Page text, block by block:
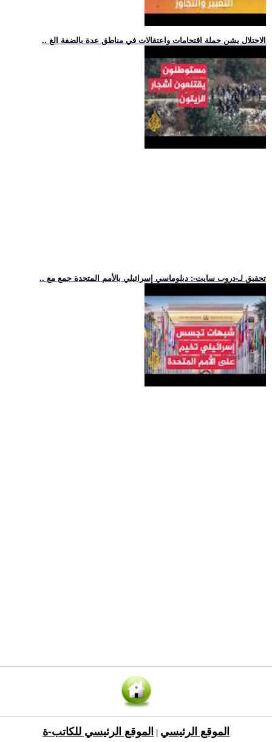
.. الاحتلال يشن حملة اقتحامات واعتقالات في مناطق عدة بالضفة الغ
.. تحقيق لـ-دروب سايت-: دبلوماسي إسرائيلي بالأمم المتحدة جمع مع
الموقع الرئيسي الموقع الرئيسي للكاتب-ة